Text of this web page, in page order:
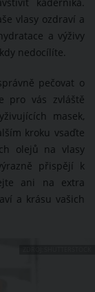
kadeřníka.
vlasy ozdraví a
a výživy
nedocílíte.
pečovat o
pro vás zvláště
masek,
kroku vsaďte
olejů na vlasy
přispějí k
ani na extra
a krásu vašich